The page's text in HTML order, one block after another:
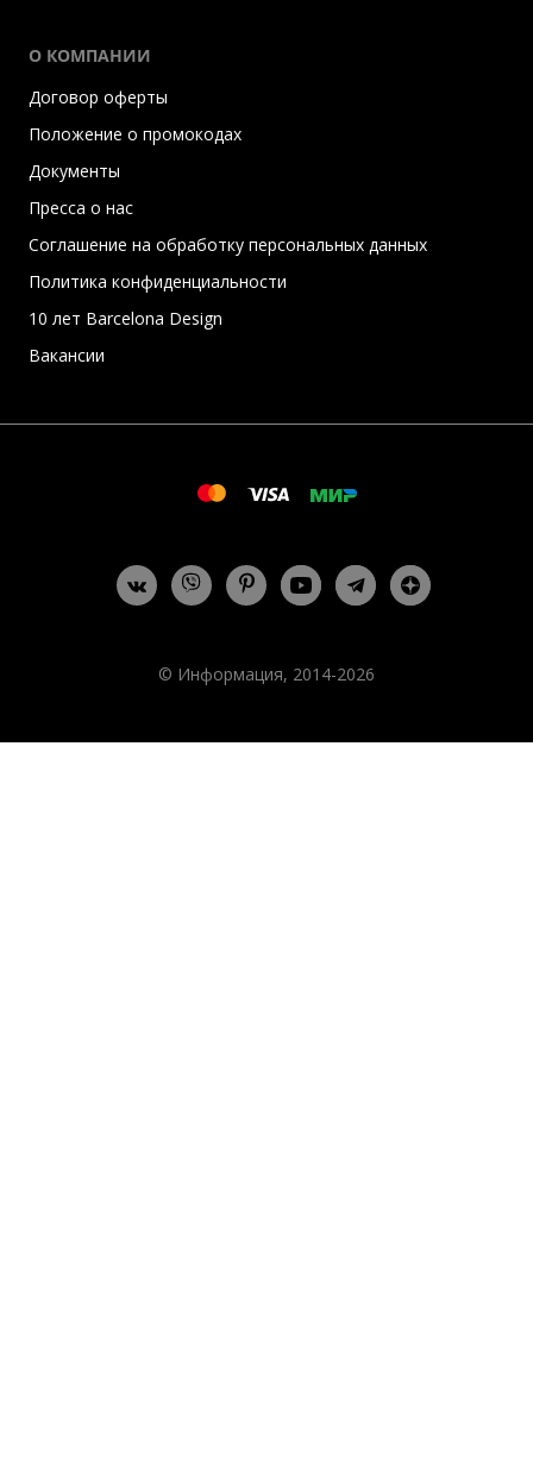
О КОМПАНИИ
Договор оферты
Положение о промокодах
Документы
Пресса о нас
Соглашение на обработку персональных данных
Политика конфиденциальности
10 лет Barcelona Design
Вакансии
© Информация, 2014-2026